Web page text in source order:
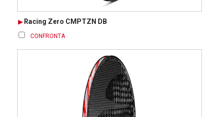
Racing Zero CMPTZN DB
CONFRONTA